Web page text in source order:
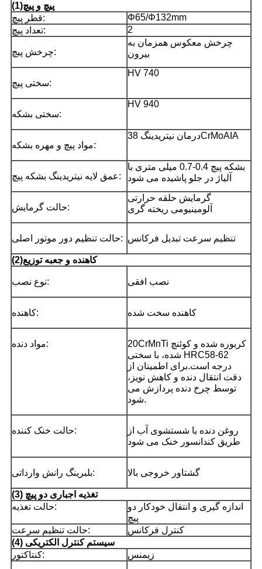
(1)پیچ و پیچ
قطر پیچ:
Φ65/Φ132mm
تعداد پیچ:
2
چرخش پیچ:
چرخش معکوس همزمان به
بیرون
سختی پیچ:
HV 740
سختی بشکه:
HV 940
مواد پیچ ​​و مهره بشکه:
درمان نیتریدینگ 38CrMoAIA
عمق لایه نیتریدینگ بشکه پیچ:
بشکه پیچ 0.4-0.7 میلی متری با
آلیاژ در جلو پاشیده می شود
حالت گرمایش:
گرمایش حلقه حرارتی
آلومینیومی ریخته گری
حالت تنظیم دور موتور اصلی: تنظیم سرعت تبدیل فرکانس
(2)کاهنده و جعبه توزیع
نوع نصب: نصب افقی
کاهنده: کاهنده سخت شده
مواد دنده:
20CrMnTi کربوره شده و کوئنچ
شده، با سختی HRC58-62
درجه است.برای اطمینان از
دقت انتقال دنده و کاهش نویز،
توسط چرخ دنده پردازش می
شود.
حالت خنک کننده:
روغن دنده با شستشوی آب از
طریق کندانسور خنک می شود
بلبرینگ رانش وارداتی: گشتاور خروجی بالا
(3) تغذیه اجباری دو پیچ
حالت تغذیه:
اندازه گیری و انتقال خودکار دو
پیچ
حالت تنظیم سرعت:
کنترل فرکانس
(4) سیستم کنترل الکتریکی
کنتاکتور:
زیمنس